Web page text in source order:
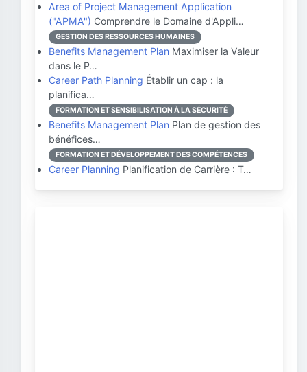
Area of Project Management Application
("APMA") Comprendre le Domaine d'Appli…
GESTION DES RESSOURCES HUMAINES
Benefits Management Plan Maximiser la Valeur
dans le P…
Career Path Planning Établir un cap : la
planifica…
FORMATION ET SENSIBILISATION À LA SÉCURITÉ
Benefits Management Plan Plan de gestion des
bénéfices…
FORMATION ET DÉVELOPPEMENT DES COMPÉTENCES
Career Planning Planification de Carrière : T…